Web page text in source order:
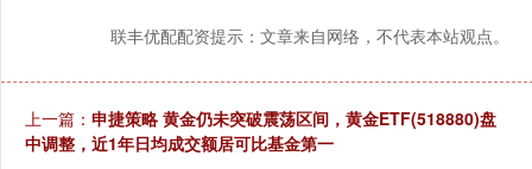
联丰优配配资提示：文章来自网络，不代表本站观点。
上一篇： 申捷策略 黄金仍未突破震荡区间，黄金ETF(518880)盘
中调整，近1年日均成交额居可比基金第一